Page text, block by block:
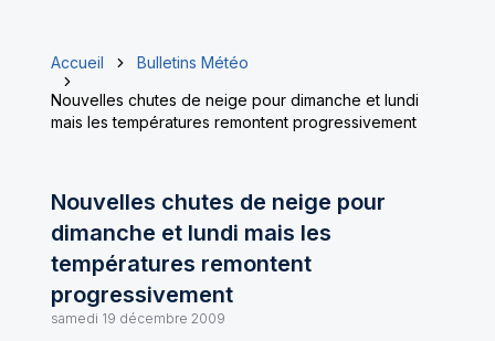
Accueil
Bulletins Météo
Nouvelles chutes de neige pour dimanche et lundi
mais les températures remontent progressivement
Nouvelles chutes de neige pour
dimanche et lundi mais les
températures remontent
progressivement
samedi 19 décembre 2009